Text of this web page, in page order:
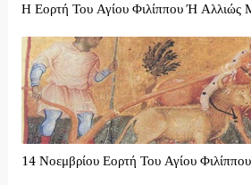
Η Εορτή Του Αγίου Φιλίππου Ή Αλλιώς
14 Νοεμβρίου Εορτή Του Αγίου